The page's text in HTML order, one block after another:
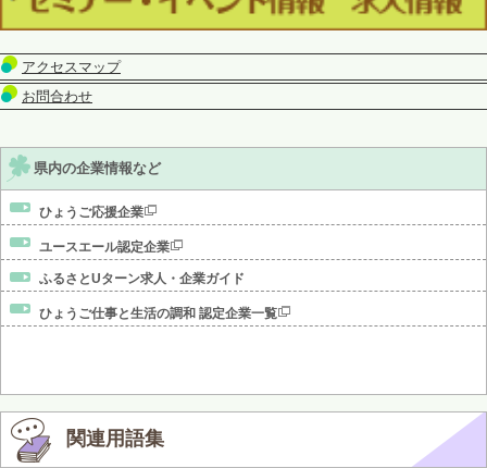
アクセスマップ
お問合わせ
県内の企業情報など
ひょうご応援企業
ユースエール認定企業
ふるさとUターン求人・企業ガイド
ひょうご仕事と生活の調和 認定企業一覧
関連用語集